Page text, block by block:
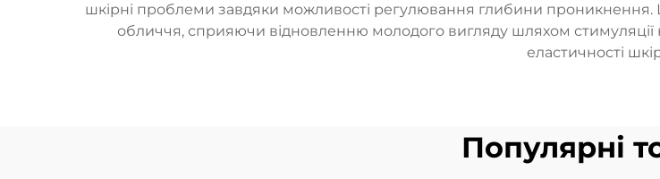
шкірні проблеми завдяки можливості регулювання глибини
обличчя, сприяючи відновленню молодого вигляду шляхом стимуляції
еластичності
Популярні